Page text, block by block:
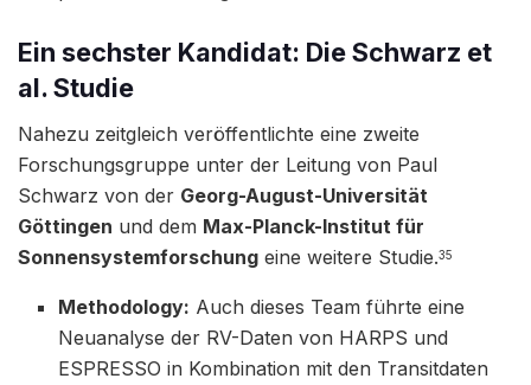
Ein sechster Kandidat: Die Schwarz et
al. Studie
Nahezu zeitgleich veröffentlichte eine zweite
Forschungsgruppe unter der Leitung von Paul
Schwarz von der Georg-August-Universität
Göttingen und dem Max-Planck-Institut für
Sonnensystemforschung eine weitere Studie.35
Methodology: Auch dieses Team führte eine
Neuanalyse der RV-Daten von HARPS und
ESPRESSO in Kombination mit den Transitdaten